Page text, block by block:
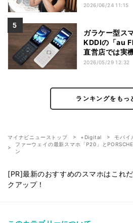
2026/06/24 11:15
ガラケー型ス
KDDIの「au
直営店では実
2026/05/29 12:32
ランキングをもっ
マイナビニューストップ +Digital モバイ
ファーウェイの最新スマホ「P20」と
ン
[PR]最新のおすすめのスマホはこれ
クアップ！